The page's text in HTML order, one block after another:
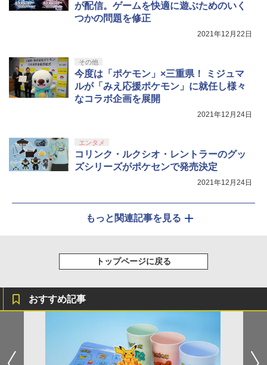
5
【Amazon.co.jp限定】劇場版モノノ怪
第三章 蛇神 (オリジナル特典:オリジナル
巾着＋メーカー特典:【坤と離】二振りの
剣、十翼より来たる！スタジオ描き下ろ
￥8,800
が配信。ゲームを快適に遊ぶためのいく
つかの問題を修正
2021年12月22日
その他
今度は「ポケモン」×三重県！ ミジュマ
ルが「みえ応援ポケモン」に就任し様々
なコラボ企画を展開
2021年12月24日
エンタメ
コリンク・ルクシオ・レントラーのグッ
ズシリーズがポケセンで発売決定
2021年12月24日
もっと関連記事を見る
トップページに戻る
おすすめ記事